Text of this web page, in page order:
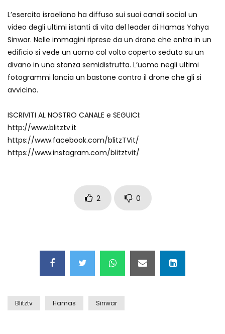
Record di baci in 30 secondi
Due navi USA si scontrano in mare
Auto coperta dal letame dopo
incidente
Grattacielo crolla per un incendio
L’esercito israeliano ha diffuso sui suoi canali social un
video degli ultimi istanti di vita del leader di Hamas Yahya
Sinwar. Nelle immagini riprese da un drone che entra in un
edificio si vede un uomo col volto coperto seduto su un
divano in una stanza semidistrutta. L’uomo negli ultimi
fotogrammi lancia un bastone contro il drone che gli si
avvicina.
ISCRIVITI AL NOSTRO CANALE e SEGUICI:
http://www.blitztv.it
https://www.facebook.com/blitzTVit/
https://www.instagram.com/blitztvit/
2 0
Blitztv Hamas Sinwar